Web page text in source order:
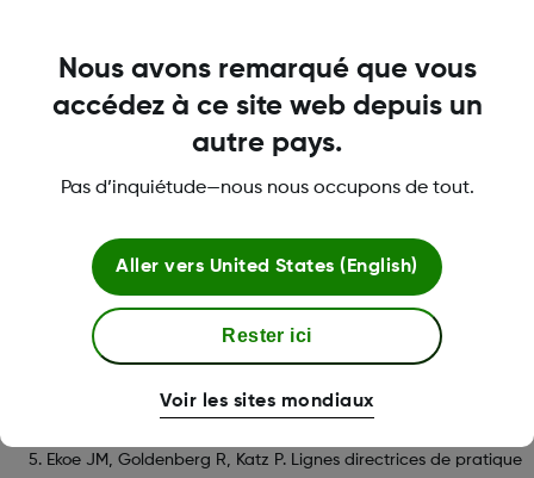
https://www.diabetes.ca/DiabetesCanadaWebsite/media/
Policy/Backgrounder/
Consulté le 11 juillet 2022.
https://www.diabetes.ca/recently-diagnosed/prediabetes-
3. DiaTribe. Prediabetes. Disponible au :
https://diatribe.org/prediabetes. Consulté le 11 juillet 2022.
4. Mayo Clinic. Prediabetes – Symptoms and Causes. Mis à jour le
novembre 2022. Disponible au :
conditions/prediabetes/symptoms-causes/syc-20355278.
5. Ekoe JM, Goldenberg R, Katz P. Lignes directrices de pratique
Nous avons remarqué que vous
accédez à ce site web depuis un
autre pays.
Pas d’inquiétude—nous nous occupons de tout.
Aller vers United States (English)
Rester ici
Voir les sites mondiaux